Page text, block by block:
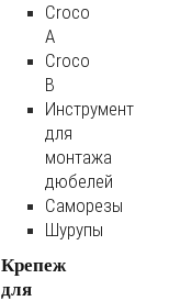
Croco
A
Croco
B
Инструмент
для
монтажа
дюбелей
Саморезы
Шурупы
Крепеж
для